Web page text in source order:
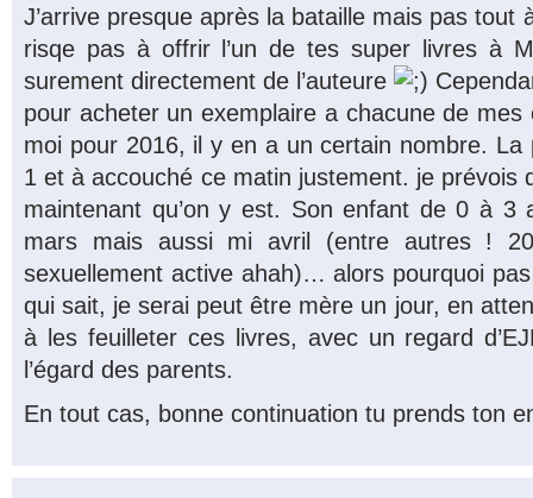
J’arrive presque après la bataille mais pas tout
risqe pas à offrir l’un de tes super livres à
surement directement de l’auteure
pour acheter un exemplaire a chacune de
moi pour 2016, il y en a un certain nombre. La
1 et à accouché ce matin justement. je prévois
maintenant qu’on y est. Son enfant de 0 à 3
mars mais aussi mi avril (entre autres !
sexuellement active ahah)… alors pourquoi
qui sait, je serai peut être mère un jour, en
à les feuilleter ces livres, avec un regard
l’égard des parents.
En tout cas, bonne continuation tu prends ton